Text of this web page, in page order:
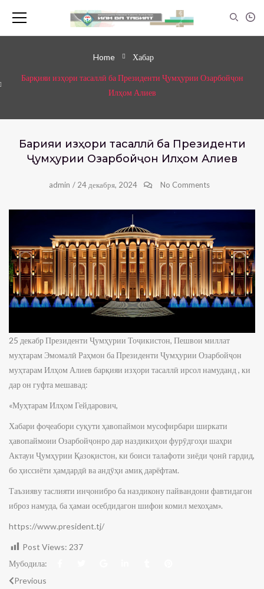
Home Хабар
Барқияи изҳори тасаллӣ ба Президенти Ҷумҳурии Озарбойҷон
Илҳом Алиев
Барқияи изҳори тасаллӣ ба Президенти
Ҷумҳурии Озарбойҷон Илҳом Алиев
admin / 24 декабря, 2024 No Comments
25 декабр Президенти Ҷумҳурии Тоҷикистон, Пешвои миллат
муҳтарам Эмомалӣ Раҳмон ба Президенти Ҷумҳурии Озарбойҷон
муҳтарам Илҳом Алиев барқияи изҳори тасаллӣ ирсол намуданд , ки
дар он гуфта мешавад:
«Муҳтарам Илҳом Гейдарович,
Хабари фоҷеабори суқути ҳавопаймои мусофирбари ширкати
ҳавопаймоии Озарбойҷонро дар наздикиҳои фурӯдгоҳи шаҳри
Актауи Ҷумҳурии Қазоқистон, ки боиси талафоти зиёди ҷонӣ гардид,
бо ҳиссиёти ҳамдардӣ ва андӯҳи амиқ дарёфтам.
Таъзияву таслияти инҷонибро ба наздикону пайвандони фавтидагон
иброз намуда, ба ҳамаи осебдидагон шифои комил мехоҳам».
https://www.president.tj/
Post Views: 237
Мубодила:
Previous